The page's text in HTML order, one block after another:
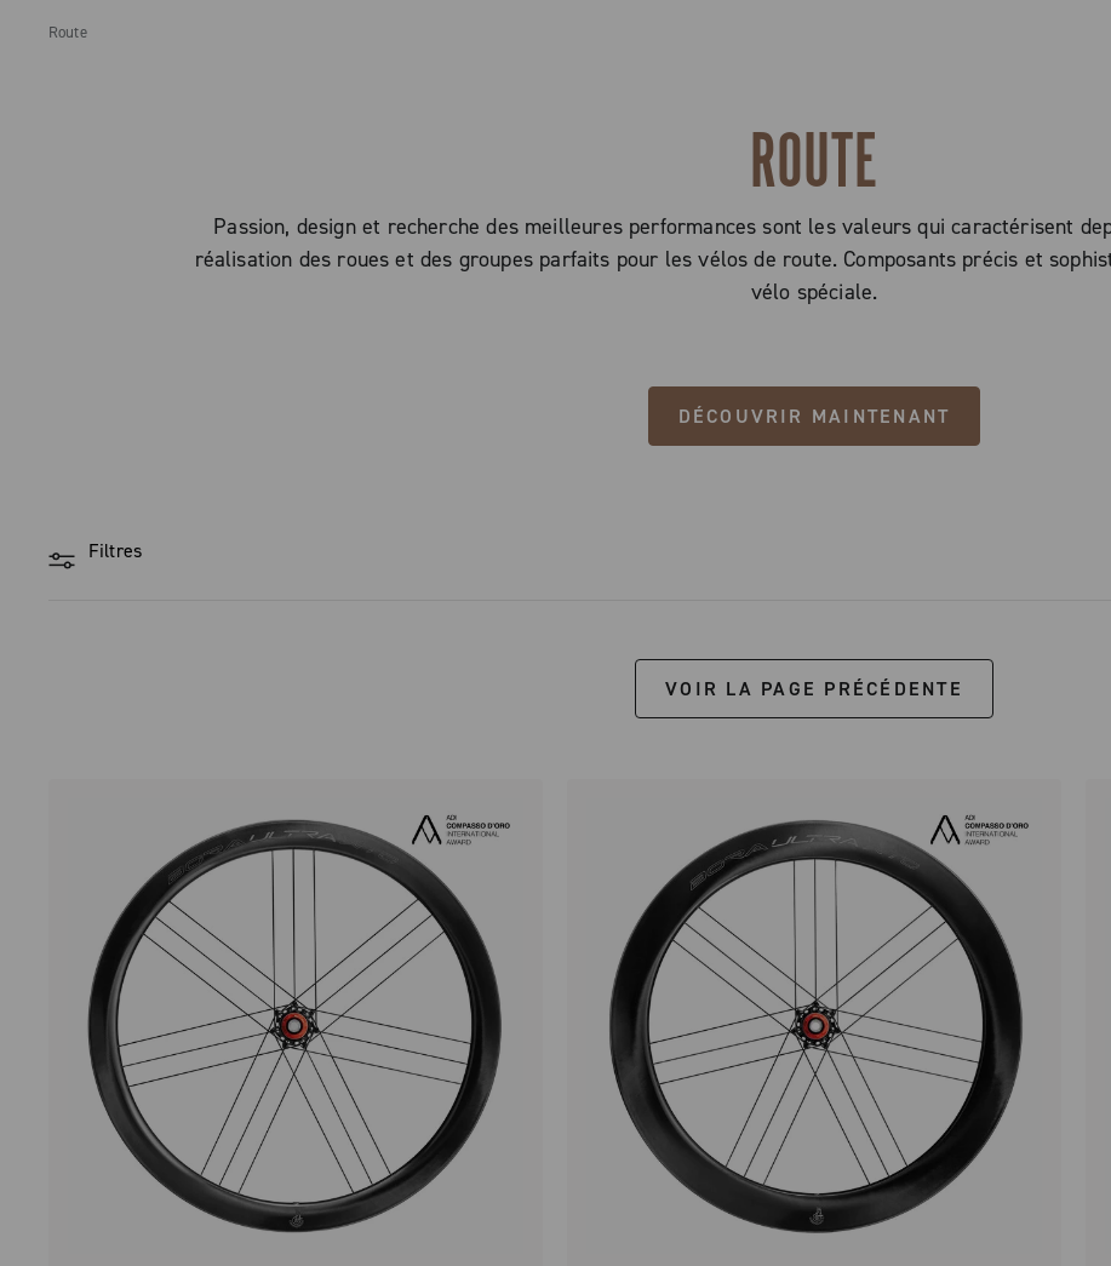
Route
ROUTE
Passion, design et recherche des meilleures performances sont les valeurs qui caractérisent
réalisation des roues et des groupes parfaits pour les vélos de route. Composants précis et
vélo spéciale.
DÉCOUVRIR MAINTENANT
Filtres
VOIR LA PAGE PRÉCÉDENTE